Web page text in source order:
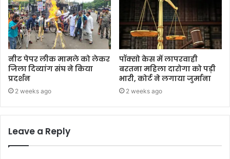
नीट पेपर लीक मामले को लेकर
जिला दिव्यांग संघ ने किया
प्रदर्शन
2 weeks ago
पॉक्सो केस में लापरवाही
बरतना महिला दारोगा को पड़ी
भारी, कोर्ट ने लगाया जुर्माना
2 weeks ago
Leave a Reply